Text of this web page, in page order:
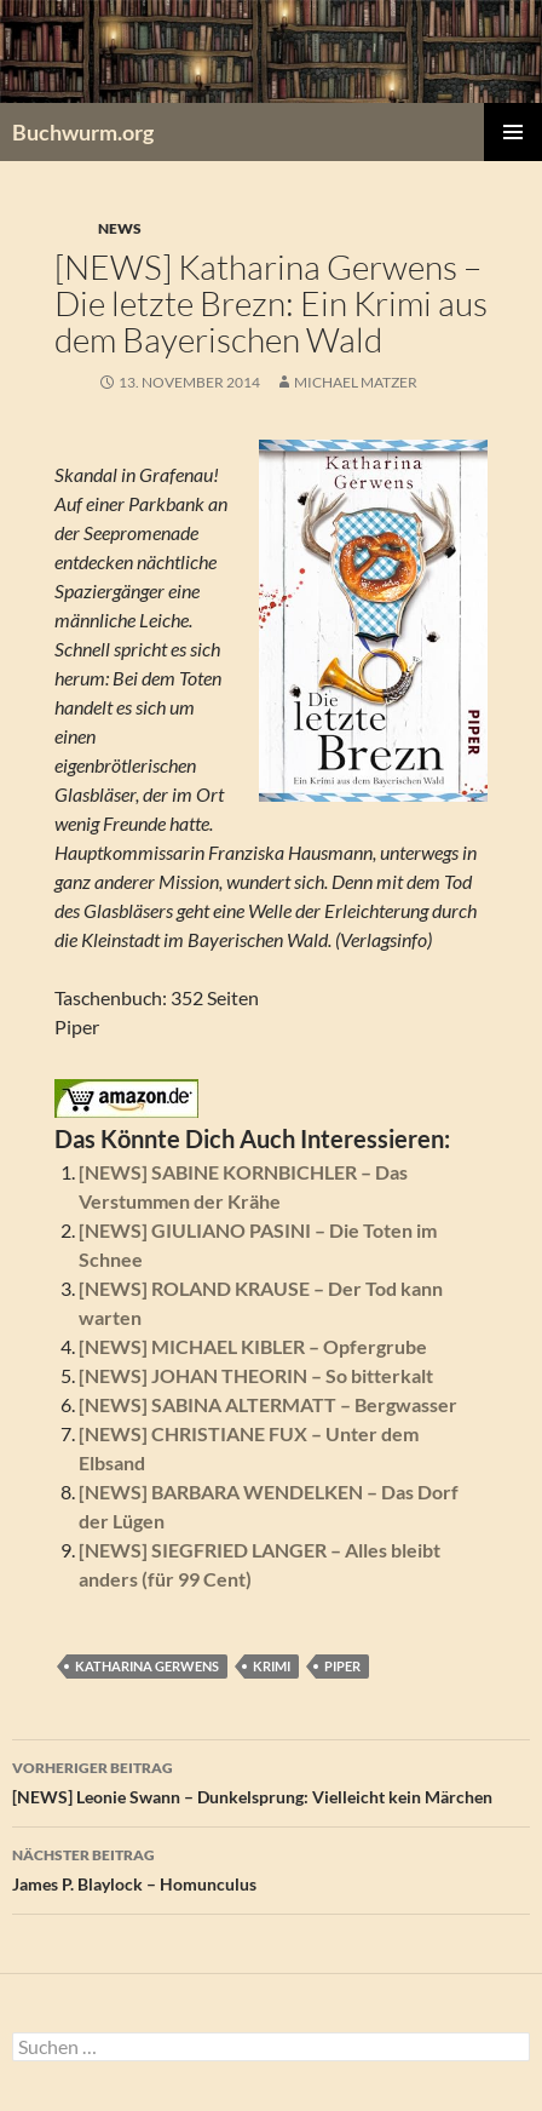
Zum
Inhalt
springen
Buchwurm.org
NEWS
[NEWS] Katharina Gerwens –
Die letzte Brezn: Ein Krimi aus
dem Bayerischen Wald
13. NOVEMBER 2014 MICHAEL MATZER
Skandal in Grafenau!
Auf einer Parkbank an
der Seepromenade
entdecken nächtliche
Spaziergänger eine
männliche Leiche.
Schnell spricht es sich
herum: Bei dem Toten
handelt es sich um
einen
eigenbrötlerischen
Glasbläser, der im Ort
wenig Freunde hatte.
Hauptkommissarin Franziska Hausmann, unterwegs in
ganz anderer Mission, wundert sich. Denn mit dem Tod
des Glasbläsers geht eine Welle der Erleichterung durch
die Kleinstadt im Bayerischen Wald. (Verlagsinfo)
Taschenbuch: 352 Seiten
Piper
Das Könnte Dich Auch Interessieren:
[NEWS] SABINE KORNBICHLER – Das
Verstummen der Krähe
[NEWS] GIULIANO PASINI – Die Toten im
Schnee
[NEWS] ROLAND KRAUSE – Der Tod kann
warten
[NEWS] MICHAEL KIBLER – Opfergrube
[NEWS] JOHAN THEORIN – So bitterkalt
[NEWS] SABINA ALTERMATT – Bergwasser
[NEWS] CHRISTIANE FUX – Unter dem
Elbsand
[NEWS] BARBARA WENDELKEN – Das Dorf
der Lügen
[NEWS] SIEGFRIED LANGER – Alles bleibt
anders (für 99 Cent)
KATHARINA GERWENS KRIMI PIPER
Beitragsnavigation
VORHERIGER BEITRAG
[NEWS] Leonie Swann – Dunkelsprung: Vielleicht kein Märchen
NÄCHSTER BEITRAG
James P. Blaylock – Homunculus
Suchen
nach: